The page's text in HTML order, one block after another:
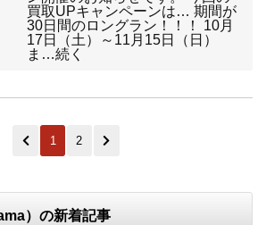
買取UPキャンペーンは… 期間が
30日間のロングラン！！！ 10月
17日（土）～11月15日（日）
ま…続く
1 2
）の新着記事